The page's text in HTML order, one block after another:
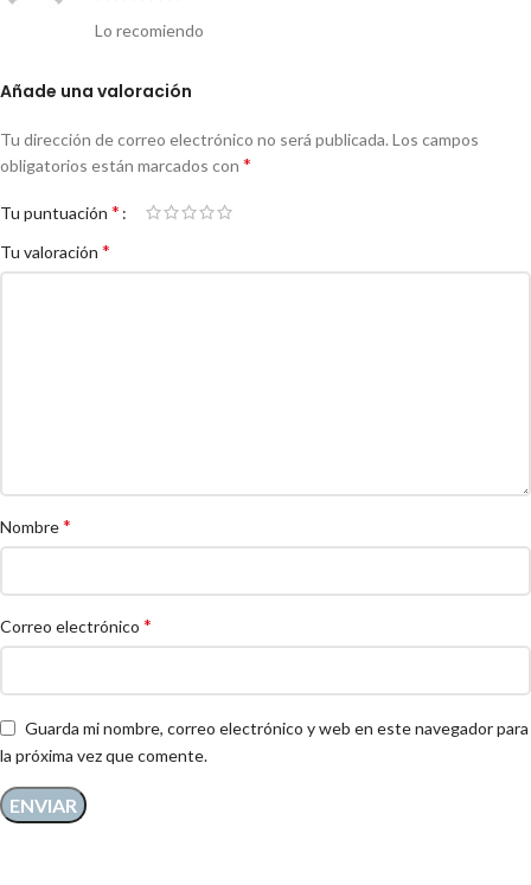
Lo recomiendo
Añade una valoración
Tu dirección de correo electrónico no será publicada. Los campos
obligatorios están marcados con *
Tu puntuación *
Tu valoración *
Nombre*
Correo electrónico *
Guarda mi nombre, correo electrónico y web en este navegador para
la próxima vez que comente.